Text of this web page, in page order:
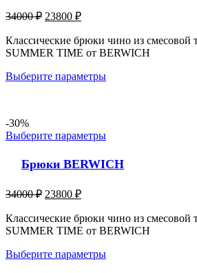
34000₽ 23800 ₽
Классические брюки чино из
SUMMER TIME от BERWICH
Выберите параметры
-30%
Выберите параметры
Брюки BERWICH
34000₽ 23800 ₽
Классические брюки чино из
SUMMER TIME от BERWICH
Выберите параметры